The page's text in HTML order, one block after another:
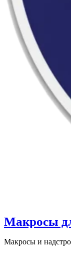
Макросы
Макросы и